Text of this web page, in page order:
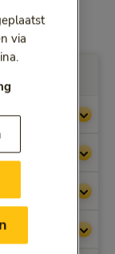
via